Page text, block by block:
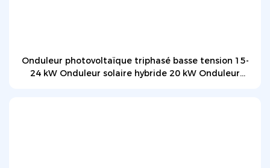
Onduleur photovoltaïque triphasé basse tension 15-
24 kW Onduleur solaire hybride 20 kW Onduleur